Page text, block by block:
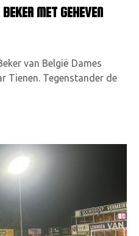
MET GEHEVEN
van België Dames
Tienen. Tegenstander de